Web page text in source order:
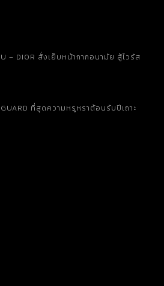
– DIOR สั่งเย็บหน้ากากอนามัย สู้ไวรัส
ที่สุดความหรูหราต้อนรับปีเถาะ